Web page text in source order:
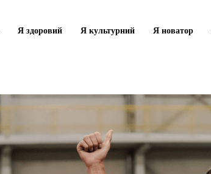
Я здоровий Я культурний Я новатор